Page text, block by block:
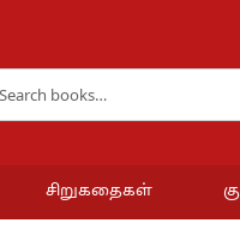
சிறுகதைகள்